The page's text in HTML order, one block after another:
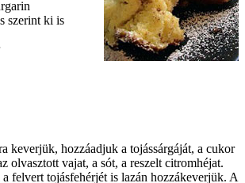
szerint ki is
keverjük, hozzáadjuk a tojássárgáját, a cukor
olvasztott vajat, a sót, a reszelt citromhéjat.
felvert tojásfehérjét is lazán hozzákeverjük. A